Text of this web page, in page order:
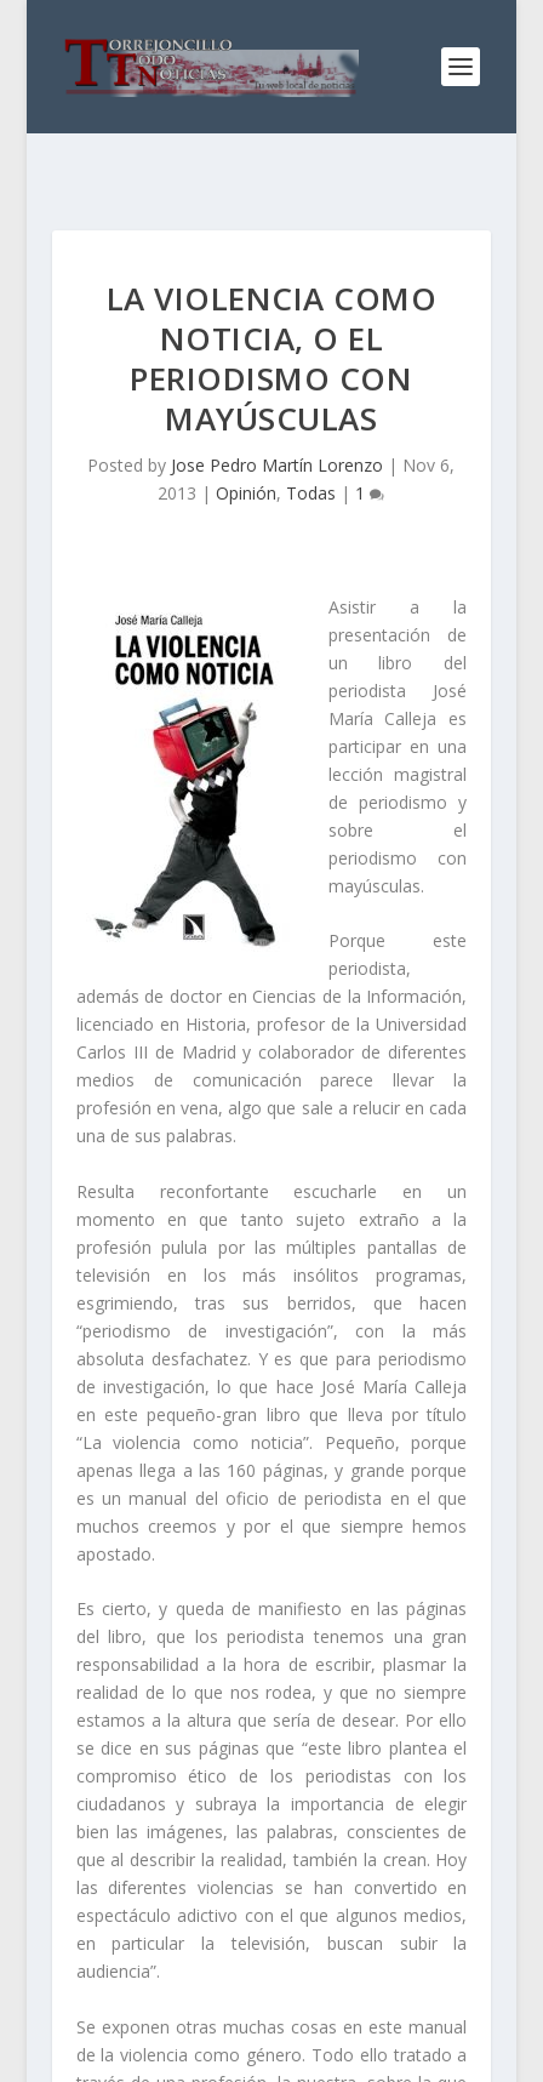
LA VIOLENCIA COMO
NOTICIA, O EL
PERIODISMO CON
MAYÚSCULAS
Posted by Jose Pedro Martín Lorenzo | Nov 6,
2013 |Opinión, Todas | 1
Asistir a la
presentación de
un libro del
periodista José
María Calleja es
participar en una
lección magistral
de periodismo y
sobre el
periodismo con
mayúsculas.
Porque este
periodista,
además de doctor en Ciencias de la Información,
licenciado en Historia, profesor de la Universidad
Carlos III de Madrid y colaborador de diferentes
medios de comunicación parece llevar la
profesión en vena, algo que sale a relucir en cada
una de sus palabras.
Resulta reconfortante escucharle en un
momento en que tanto sujeto extraño a la
profesión pulula por las múltiples pantallas de
televisión en los más insólitos programas,
esgrimiendo, tras sus berridos, que hacen
“periodismo de investigación”, con la más
absoluta desfachatez. Y es que para periodismo
de investigación, lo que hace José María Calleja
en este pequeño-gran libro que lleva por título
“La violencia como noticia”. Pequeño, porque
apenas llega a las 160 páginas, y grande porque
es un manual del oficio de periodista en el que
muchos creemos y por el que siempre hemos
apostado.
Es cierto, y queda de manifiesto en las páginas
del libro, que los periodista tenemos una gran
responsabilidad a la hora de escribir, plasmar la
realidad de lo que nos rodea, y que no siempre
estamos a la altura que sería de desear. Por ello
se dice en sus páginas que “este libro plantea el
compromiso ético de los periodistas con los
ciudadanos y subraya la importancia de elegir
bien las imágenes, las palabras, conscientes de
que al describir la realidad, también la crean. Hoy
las diferentes violencias se han convertido en
espectáculo adictivo con el que algunos medios,
en particular la televisión, buscan subir la
audiencia”.
Se exponen otras muchas cosas en este manual
de la violencia como género. Todo ello tratado a